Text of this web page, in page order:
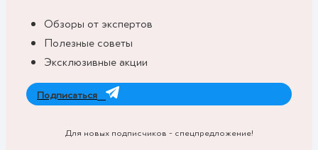
Обзоры от экспертов
Полезные советы
Эксклюзивные акции
Подписаться
Для новых подписчиков - спецпредложение!